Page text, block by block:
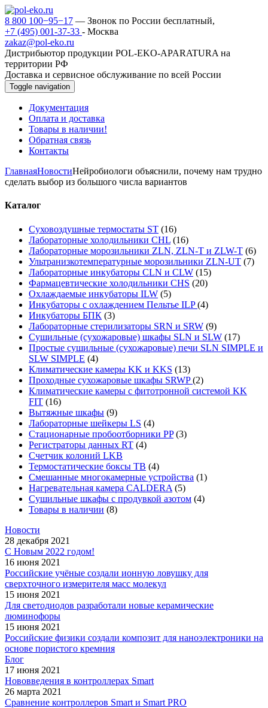
8 800 100−95−17 — Звонок по России бесплатный,
+7 (495) 001-37-33 - Москва
zakaz@pol-eko.ru
Дистрибьютор продукции POL-EKO-APARATURA на
территории РФ
Доставка и сервисное обслуживание по всей России
Toggle navigation
Документация
Оплата и доставка
Товары в наличии!
Обратная связь
Контакты
ГлавнаяНовостиНейробиологи объяснили, почему нам трудно
сделать выбор из большого числа вариантов
Каталог
Суховоздушные термостаты ST (16)
Лабораторные холодильники CHL (16)
Лабораторные морозильники ZLN, ZLN-T и ZLW-T (6)
Ультранизкотемпературные морозильники ZLN-UT (7)
Лабораторные инкубаторы CLN и CLW (15)
Фармацевтические холодильники CHS (20)
Охлаждаемые инкубаторы ILW (5)
Инкубаторы с охлаждением Пельтье ILP(4)
Инкубаторы БПК (3)
Лабораторные стерилизаторы SRN и SRW (9)
Сушильные (сухожаровые) шкафы SLN и SLW (17)
Простые сушильные (сухожаровые) печи SLN SIMPLE и
SLW SIMPLE (4)
Климатические камеры KK и KKS (13)
Проходные сухожаровые шкафы SRWP(2)
Климатические камеры с фитотронной системой KK
FIT (16)
Вытяжные шкафы (9)
Лабораторные шейкеры LS (4)
Стационарные пробоотборники PP (3)
Регистраторы данных RT (4)
Счетчик колоний LKB
Термостатические боксы TB (4)
Смешанные многокамерные устройства (1)
Нагревательная камера CALDERA (5)
Сушильные шкафы с продувкой азотом (4)
Товары в наличии (8)
Новости
28 декабря 2021
С Новым 2022 годом!
16 июня 2021
Российские учёные создали ионную ловушку для
сверхточного измерителя масс молекул
15 июня 2021
Для светодиодов разработали новые керамические
люминофоры
15 июня 2021
Российские физики создали композит для наноэлектроники на
основе пористого кремния
Блог
17 июня 2021
Нововведения в контроллерах Smart
26 марта 2021
Сравнение контроллеров Smart и Smart PRO